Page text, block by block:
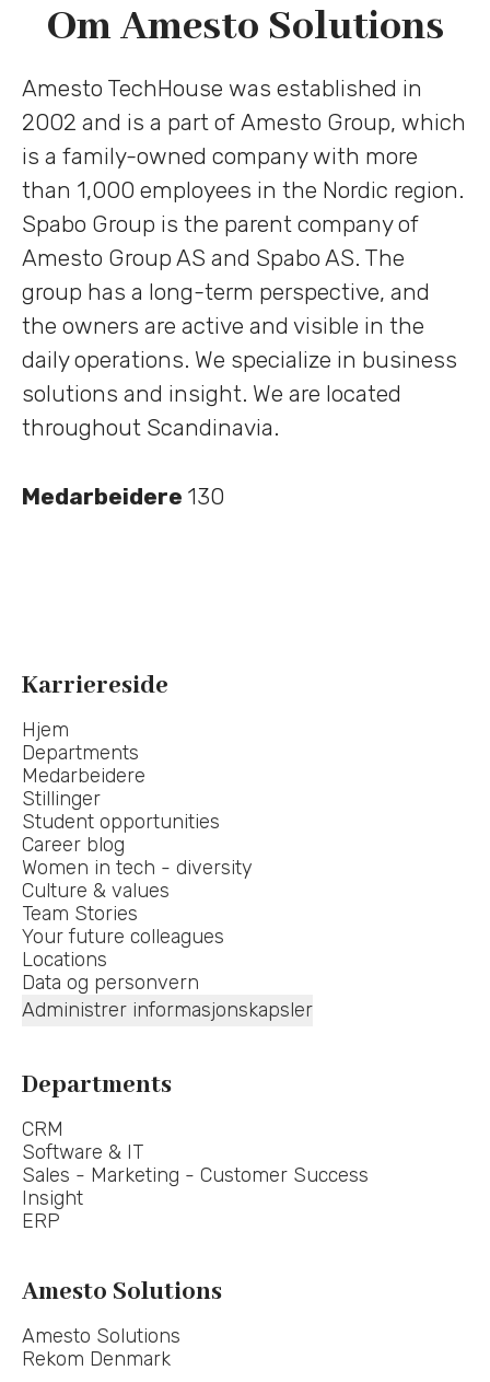
Om Amesto Solutions
Amesto TechHouse was established in
2002 and is a part of Amesto Group, which
is a family-owned company with more
than 1,000 employees in the Nordic region.
Spabo Group is the parent company of
Amesto Group AS and Spabo AS. The
group has a long-term perspective, and
the owners are active and visible in the
daily operations. We specialize in business
solutions and insight. We are located
throughout Scandinavia.
Medarbeidere 130
Karriereside
Hjem
Departments
Medarbeidere
Stillinger
Student opportunities
Career blog
Women in tech - diversity
Culture & values
Team Stories
Your future colleagues
Locations
Data og personvern
Administrer informasjonskapsler
Departments
CRM
Software & IT
Sales - Marketing - Customer Success
Insight
ERP
Amesto Solutions
Amesto Solutions
Rekom Denmark